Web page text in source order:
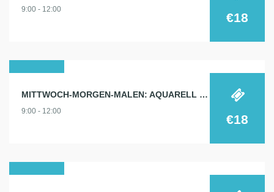
2025
9:00 - 12:00
€18
2025
MITTWOCH-MORGEN-MALEN: AQUARELL 9.4.
9:00 - 12:00
€18